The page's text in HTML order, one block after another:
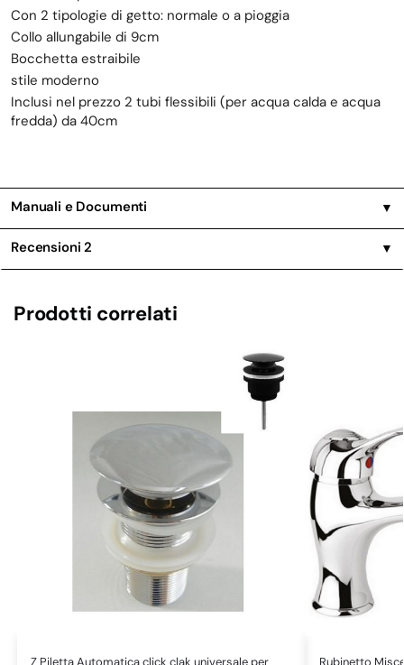
Con 2 tipologie di getto: normale o a pioggia
Collo allungabile di 9cm
Bocchetta estraibile
stile moderno
Inclusi nel prezzo 2 tubi flessibili (per acqua calda e acqua
fredda) da 40cm
Manuali e Documenti ▼
Recensioni2 ▼
Prodotti correlati